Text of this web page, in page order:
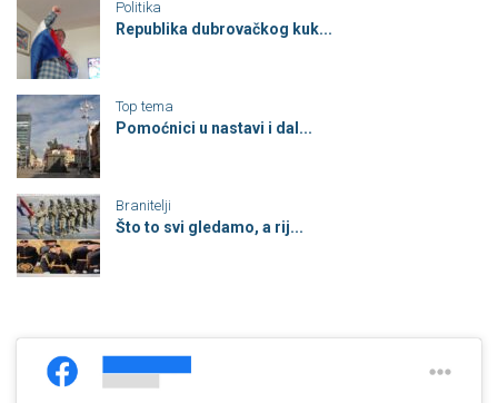
Politika
Republika dubrovačkog kuk...
Top tema
Pomoćnici u nastavi i dal...
Branitelji
Što to svi gledamo, a rij...